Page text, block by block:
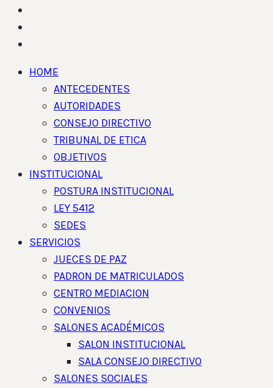
HOME
ANTECEDENTES
AUTORIDADES
CONSEJO DIRECTIVO
TRIBUNAL DE ETICA
OBJETIVOS
INSTITUCIONAL
POSTURA INSTITUCIONAL
LEY 5412
SEDES
SERVICIOS
JUECES DE PAZ
PADRON DE MATRICULADOS
CENTRO MEDIACION
CONVENIOS
SALONES ACADÉMICOS
SALON INSTITUCIONAL
SALA CONSEJO DIRECTIVO
SALONES SOCIALES